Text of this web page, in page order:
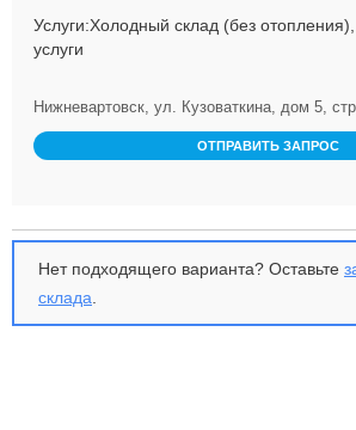
Услуги:Холодный склад (без
услуги
Нижневартовск, ул. Кузоваткина, дом 5,
ОТПРАВИТЬ ЗАПРОС
Нет подходящего варианта? Оставьте
склада